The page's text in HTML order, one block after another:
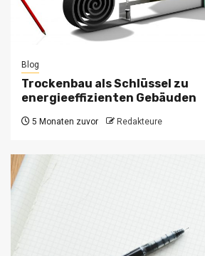
Blog
Trockenbau als Schlüssel zu
energieeffizienten Gebäuden
5 Monaten zuvor Redakteure